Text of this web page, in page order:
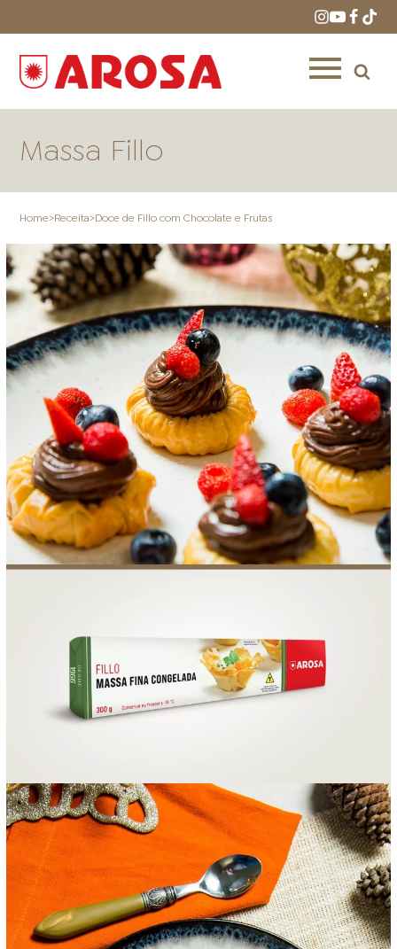
ONDE COMPRAR LOJAS AROSA
DISTRIBUIDORES E
REPRESENTANTES
FOOD SERVICE EMPRESA AGENDA DE CURSOS
INVERNO SAC ACESSO PARA PARCEIROS
Massa Fillo
Home>Receita>Doce de Fillo com Chocolate e Frutas